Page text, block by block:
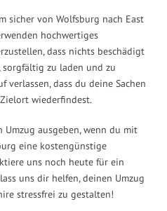
sicher von Wolfsburg nach East
hochwertiges
dass nichts beschädigt
zu laden und zu
verlassen, dass du deine Sachen
wiederfindest.
ausgeben, wenn du mit
eine kostengünstige
uns noch heute für ein
uns dir helfen, deinen Umzug
stressfrei zu gestalten!